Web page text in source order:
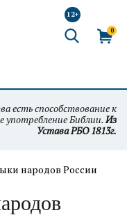
12+
0
есть способствование к
употребление Библии.Из
Устава РБО 1813г.
народов России